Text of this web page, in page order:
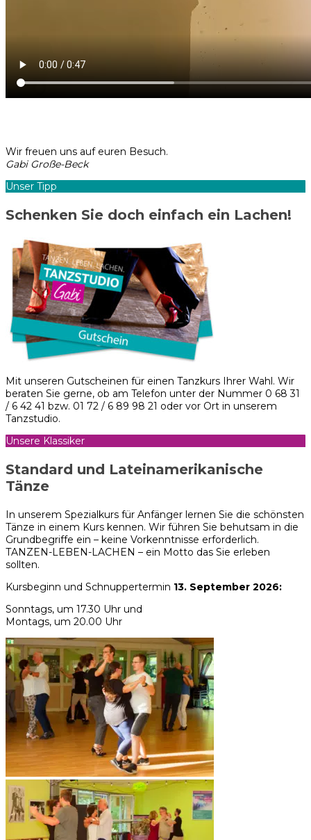
Wir freuen uns auf euren Besuch.
Gabi Große-Beck
Unser Tipp
Schenken Sie doch einfach ein Lachen!
Mit unseren Gutscheinen für einen Tanzkurs Ihrer Wahl. Wir
beraten Sie gerne, ob am Telefon unter der Nummer 0 68 31
/ 6 42 41 bzw. 01 72 / 6 89 98 21 oder vor Ort in unserem
Tanzstudio.
Unsere Klassiker
Standard und Lateinamerikanische
Tänze
In unserem Spezialkurs für Anfänger lernen Sie die schönsten
Tänze in einem Kurs kennen. Wir führen Sie behutsam in die
Grundbegriffe ein – keine Vorkenntnisse erforderlich.
TANZEN-LEBEN-LACHEN – ein Motto das Sie erleben
sollten.
Kursbeginn und Schnuppertermin 13. September 2026:
Sonntags, um 17.30 Uhr und
Montags, um 20.00 Uhr